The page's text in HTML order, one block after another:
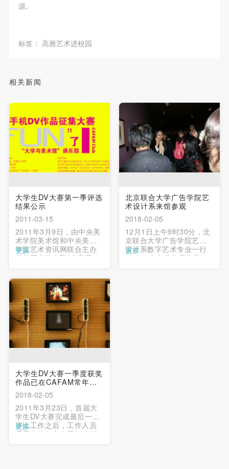
源。
标签： 高雅艺术进校园
相关新闻
大学生DV大赛第一季评选
结果公示
2011-03-15
2011年3月9日，由中央美
术学院美术馆和中央美术
学院艺术资讯网联合主办
的首届大学生DV大赛于
更多
北京联合大学广告学院艺
术设计系来馆参观
2018-02-05
12月1日上午9时30分，北
京联合大学广告学院艺术
设计系数字艺术专业一行
66人，由专业教师曲音、
更多
大学生DV大赛一季度获奖
作品已在CAFAM常年展
出
2018-02-05
2011年3月23日，首届大
学生DV大赛完成最后一轮
评比工作之后，工作人员
尽最大的努力在最短的时
更多